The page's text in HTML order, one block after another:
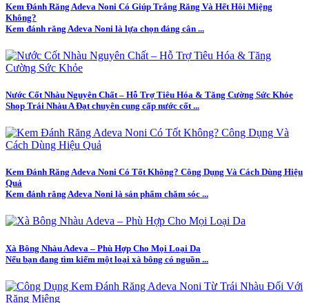
Kem Đánh Răng Adeva Noni Có Giúp Trắng Răng Và Hết Hôi Miệng
Không?
Kem đánh răng Adeva Noni là lựa chọn đáng cân ...
Nước Cốt Nhàu Nguyên Chất – Hỗ Trợ Tiêu Hóa & Tăng Cường Sức Khỏe
Shop Trái Nhàu A Đạt chuyên cung cấp nước cốt ...
Kem Đánh Răng Adeva Noni Có Tốt Không? Công Dụng Và Cách Dùng Hiệu
Quả
Kem đánh răng Adeva Noni là sản phẩm chăm sóc ...
Xà Bông Nhàu Adeva – Phù Hợp Cho Mọi Loại Da
Nếu bạn đang tìm kiếm một loại xà bông có nguồn ...